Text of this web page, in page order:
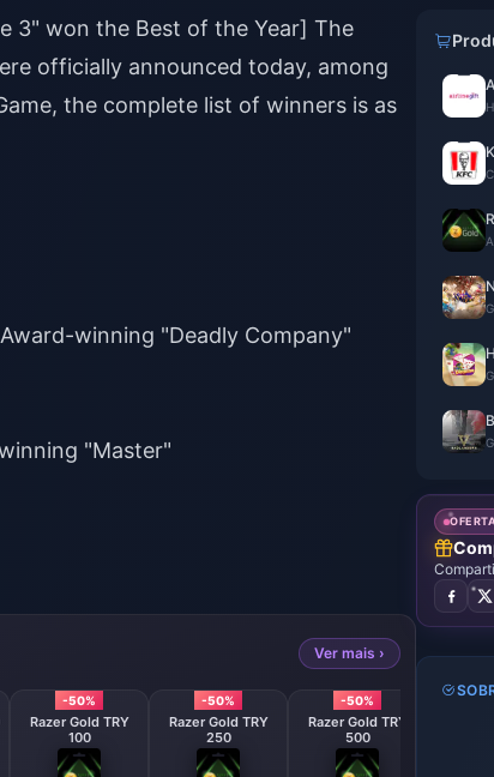
3" won the Best of the Year] The
officially announced today, among
the complete list of winners is as
winning "Deadly Company"
"Master"
Ver mais ›
-50%
Razer Gold TRY
100
-50%
Razer Gold TRY
250
-50%
Razer Gold TRY
500